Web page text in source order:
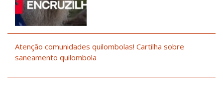
Atenção comunidades quilombolas! Cartilha sobre
saneamento quilombola